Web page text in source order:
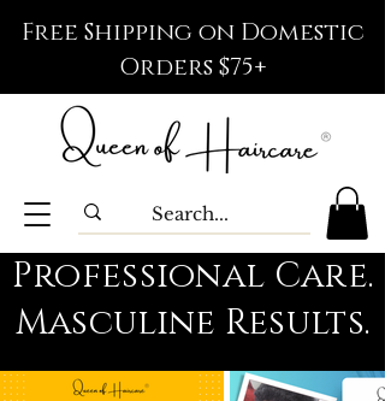
Free Shipping on Domestic
Orders $75+
Professional Care.
Masculine Results.